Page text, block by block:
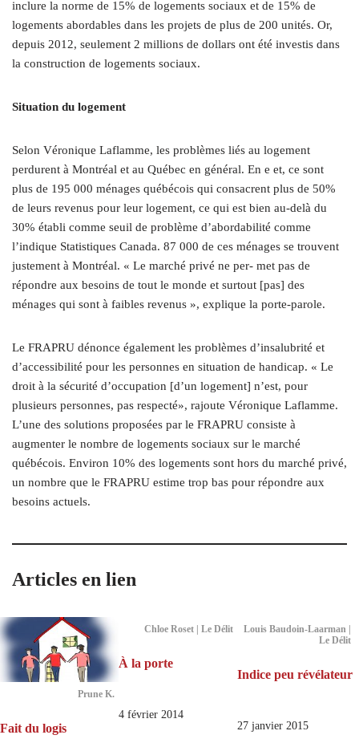
inclure la norme de 15% de logements sociaux et de 15% de
logements abordables dans les projets de plus de 200 unités. Or,
depuis 2012, seulement 2 millions de dollars ont été investis dans
la construction de logements sociaux.
Situation du logement
Selon Véronique Laflamme, les problèmes liés au logement
perdurent à Montréal et au Québec en général. En e et, ce sont
plus de 195 000 ménages québécois qui consacrent plus de 50%
de leurs revenus pour leur logement, ce qui est bien au-delà du
30% établi comme seuil de problème d’abordabilité comme
l’indique Statistiques Canada. 87 000 de ces ménages se trouvent
justement à Montréal. « Le marché privé ne per- met pas de
répondre aux besoins de tout le monde et surtout [pas] des
ménages qui sont à faibles revenus », explique la porte-parole.
Le FRAPRU dénonce également les problèmes d’insalubrité et
d’accessibilité pour les personnes en situation de handicap. « Le
droit à la sécurité d’occupation [d’un logement] n’est, pour
plusieurs personnes, pas respecté», rajoute Véronique Laflamme.
L’une des solutions proposées par le FRAPRU consiste à
augmenter le nombre de logements sociaux sur le marché
québécois. Environ 10% des logements sont hors du marché privé,
un nombre que le FRAPRU estime trop bas pour répondre aux
besoins actuels.
Articles en lien
Prune K.
Fait du logis
Chloe Roset | Le Délit
À la porte
4 février 2014
Louis Baudoin-Laarman |
Le Délit
Indice peu révélateur
27 janvier 2015